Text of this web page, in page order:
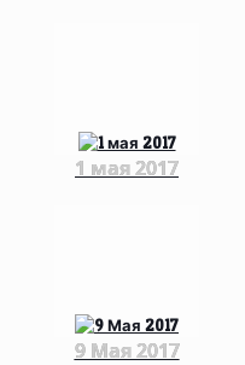
1 мая 2017
9 Мая 2017